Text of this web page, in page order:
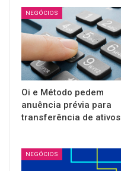
NEGÓCIOS
Oi e Método pedem
anuência prévia para
transferência de ativos
NEGÓCIOS